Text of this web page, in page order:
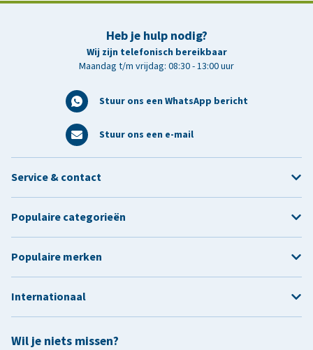
Heb je hulp nodig?
Wij zijn telefonisch bereikbaar
Maandag t/m vrijdag: 08:30 - 13:00 uur
Stuur ons een WhatsApp bericht
Stuur ons een e-mail
Wil je niets missen?
Service & contact
Populaire categorieën
Populaire merken
Internationaal